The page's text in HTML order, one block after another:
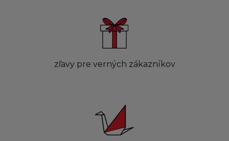
zľavy pre verných zákazníkov